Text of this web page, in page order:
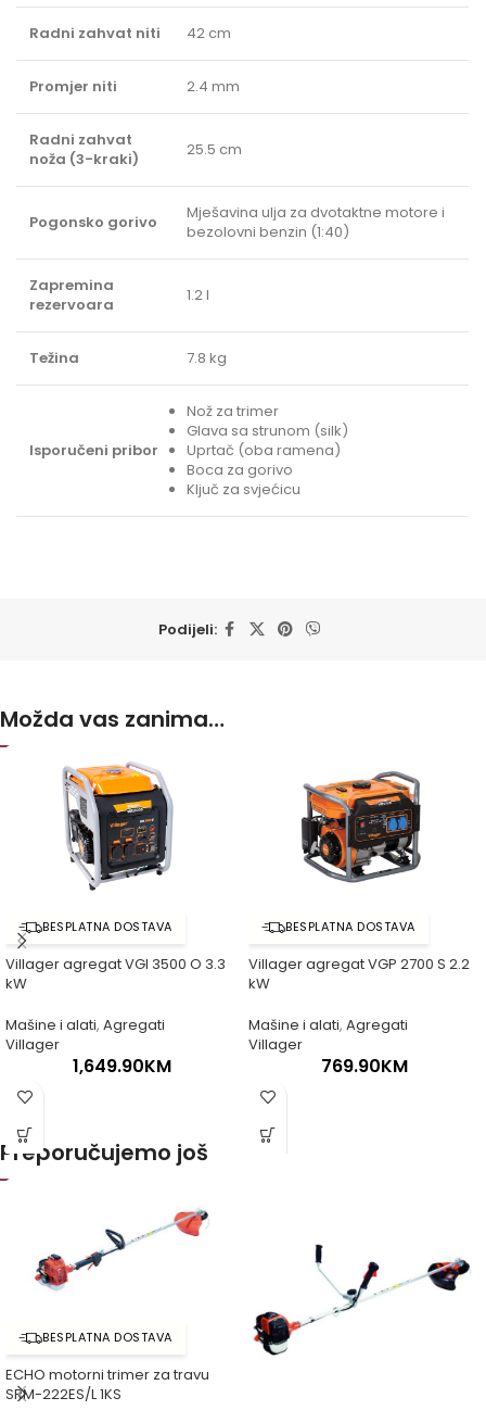
Radni zahvat niti 42 cm
Promjer niti 2.4 mm
Radni zahvat
noža (3-kraki)
25.5 cm
Pogonsko gorivo
Mješavina ulja za dvotaktne motore i
bezolovni benzin (1:40)
Zapremina
rezervoara
1.2 l
Težina 7.8 kg
Isporučeni pribor
Nož za trimer
Glava sa strunom (silk)
Uprtač (oba ramena)
Boca za gorivo
Ključ za svjećicu
Podijeli:
Možda vas zanima…
BESPLATNA DOSTAVA
Villager agregat VGI 3500 O 3.3
kW
Mašine i alati, Agregati
Villager
1,649.90KM
BESPLATNA DOSTAVA
Villager agregat VGP 2700 S 2.2
kW
Mašine i alati, Agregati
Villager
769.90KM
Preporučujemo još
BESPLATNA DOSTAVA
ECHO motorni trimer za travu
SRM-222ES/L 1KS